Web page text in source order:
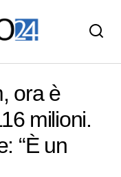
speciale”
ora è
milioni.
“È un